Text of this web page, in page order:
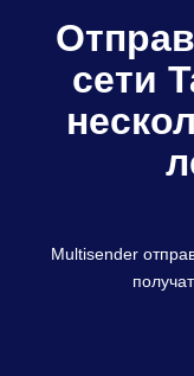
сети
Multisender